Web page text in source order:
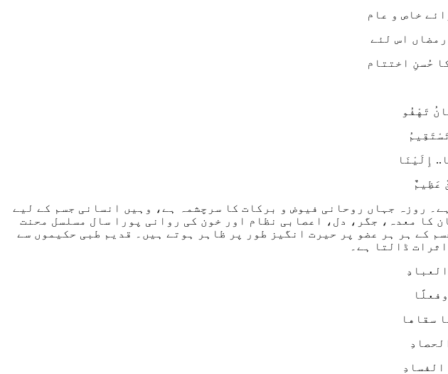
خاص و عام
اس لئے
حُسنِ اختتام
تَهْفُو
إِلَيْنَا
عَظِيمٌ
جہاں روحانی فیوض و برکات کا سرچشمہ ہے، وہیں انسانی جسم کے لیے
کا معدہ، جگر، دل، اعصابی نظام اور خون کی روانی پورا سال مسلسل محنت
کے ہر ہر عضو پر حیرت انگیز طور پر ظاہر ہوتے ہیں۔ قدیم طبی حکیموں سے
ڈالتا ہے۔
سقاها